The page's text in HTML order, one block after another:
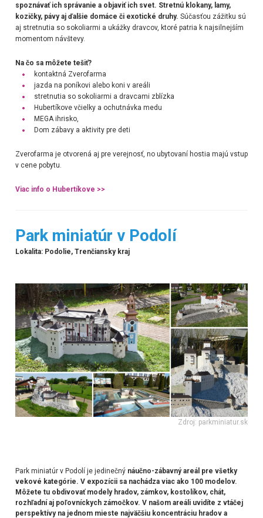
spoznávať ich správanie a objaviť ich svet. Stretnú klokany, lamy,
kozičky, pávy aj ďalšie domáce či exotické druhy. Súčasťou zážitku sú
aj stretnutia so sokoliarmi a ukážky dravcov, ktoré patria k najsilnejším
momentom návštevy.
Na čo sa môžete tešiť?
kontaktná Zverofarma
jazda na poníkovi alebo koni v areáli
stretnutia so sokoliarmi a dravcami zblízka
Hubertíkove včielky a ochutnávka medu
MEGA ihrisko,
Dom zábavy a aktivity pre deti
Zverofarma je otvorená aj pre verejnosť, no ubytovaní hostia majú vstup
v cene pobytu
Viac info o Hubertíkove >>
Park miniatúr v Podolí
Lokalita: Podolie, Trenčiansky kraj
Zdroj: parkminiatur.sk
Park miniatúr v Podolí je jedinečnýnáučno-zábavný areál pre všetky
vekové kategórie. V expozícii sa nachádza viac ako 100 modelov.
Môžete tu obdivovať modely hradov, zámkov, kostolíkov, chát,
rozhľadní aj poľovníckych zámočkov. V našom areáli uvidíte z vtáčej
perspektívy na jednom mieste najväčšiu koncentráciu hradov a